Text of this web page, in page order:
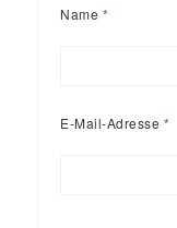
Name *
E-Mail-Adresse *